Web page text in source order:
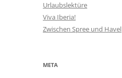
Urlaubslektüre
Viva Iberia!
Zwischen Spree und Havel
META